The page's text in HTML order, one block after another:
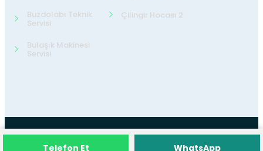
Buzdolabı Teknik
Servisi
Bulaşık Makinesi
Servisi
Çilingir Hocası 2
©202624 Teknik ServisTüm Hakları
Telefon Et WhatsApp